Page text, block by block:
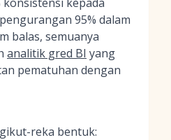
95% dalam
balas, semuanya
analitik gred BI yang
pematuhan dengan
reka bentuk: